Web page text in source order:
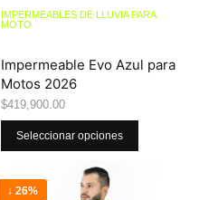
IMPERMEABLES DE LLUVIA PARA
MOTO
Impermeable Evo Azul para
Motos 2026
$419,900.00
Seleccionar opciones
↓ 26%